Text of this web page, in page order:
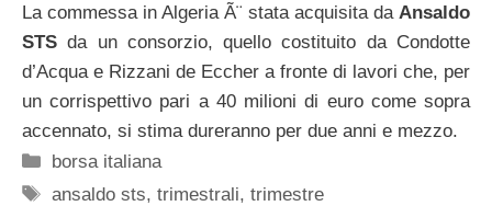
La commessa in Algeria Ã¨ stata acquisita da Ansaldo
STS da un consorzio, quello costituito da Condotte
d’Acqua e Rizzani de Eccher a fronte di lavori che, per
un corrispettivo pari a 40 milioni di euro come sopra
accennato, si stima dureranno per due anni e mezzo.
Categorie
borsa italiana
Tag
ansaldo sts,trimestrali,trimestre